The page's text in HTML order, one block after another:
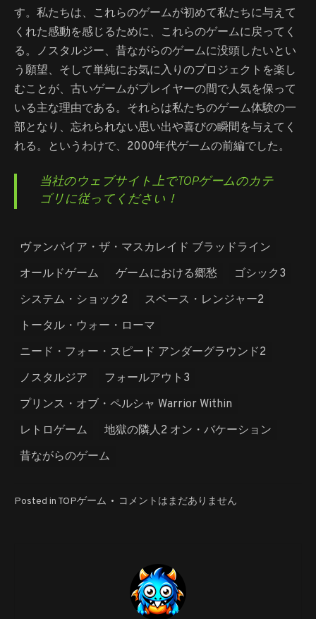
す。私たちは、これらのゲームが初めて私たちに与えて
くれた感動を感じるために、これらのゲームに戻ってく
る。ノスタルジー、昔ながらのゲームに没頭したいとい
う願望、そして単純にお気に入りのプロジェクトを楽し
むことが、古いゲームがプレイヤーの間で人気を保って
いる主な理由である。それらは私たちのゲーム体験の一
部となり、忘れられない思い出や喜びの瞬間を与えてく
れる。というわけで、2000年代ゲームの前編でした。
当社のウェブサイト上でTOPゲームのカテ
ゴリに従ってください！
ヴァンパイア・ザ・マスカレイド ブラッドライン
オールドゲーム
ゲームにおける郷愁
ゴシック3
システム・ショック2
スペース・レンジャー2
トータル・ウォー・ローマ
ニード・フォー・スピード アンダーグラウンド2
ノスタルジア
フォールアウト3
プリンス・オブ・ペルシャ Warrior Within
レトロゲーム
地獄の隣人2 オン・バケーション
昔ながらのゲーム
Posted in TOPゲーム • 2000
ト・
コメントはまだありません